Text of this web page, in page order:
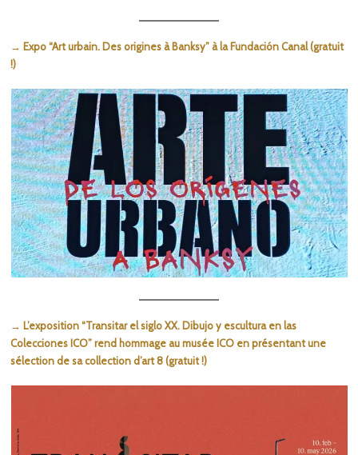
→ Expo “Art urbain. Des origines à Banksy” à la Fundación Canal (gratuit
!)
→ L’exposition “Transitar el siglo XX. Dibujo y escultura en las
Colecciones ICO” rend hommage au musée ICO en présentant une
sélection de sa collection d’art 8 (gratuit !)